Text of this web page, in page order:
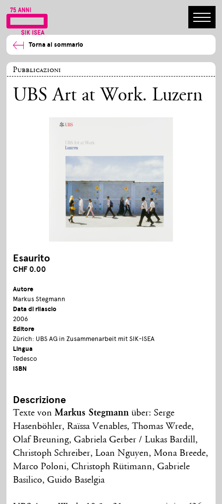
Torna al sommario
Pubblicazioni
UBS Art at Work. Luzern
Esaurito
CHF 0.00
Autore
Markus Stegmann
Data di rilascio
2006
Editore
Zürich: UBS AG in Zusammenarbeit mit SIK-ISEA
Lingua
Tedesco
ISBN
Descrizione
Texte vonMarkus Stegmann über: Serge
Hasenböhler, Raïssa Venables, Thomas Wrede,
Olaf Breuning, Gabriela Gerber / Lukas Bardill,
Christoph Schreiber, Loan Nguyen, Mona Breede,
Marco Poloni, Christoph Rütimann, Gabriele
Basilico, Guido Baselgia